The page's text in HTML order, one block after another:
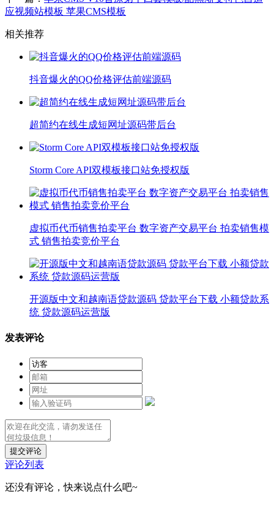
应视频站模板 苹果CMS模板
相关推荐
抖音爆火的QQ价格评估前端源码
超简约在线生成短网址源码带后台
Storm Core API双模板接口站免授权版
虚拟币代币销售拍卖平台 数字资产交易平台 拍卖销售模
式 销售拍卖竞价平台
开源版中文和越南语贷款源码 贷款平台下载 小额贷款系
统 贷款源码运营版
发表评论
提交评论
评论列表
还没有评论，快来说点什么吧~